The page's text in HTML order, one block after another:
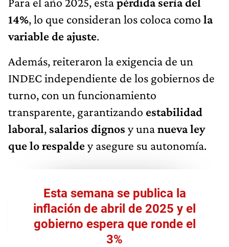
14%,lo que consideran los coloca como la
variable de ajuste.
Además, reiteraron la exigencia de un
INDEC independiente de los gobiernos de
turno, con un funcionamiento
transparente, garantizando estabilidad
laboral, salarios dignos y unanueva ley
que lo respaldey asegure su autonomía.
Esta semana se publica la
inflación de abril de 2025 y el
gobierno espera que ronde el
3%